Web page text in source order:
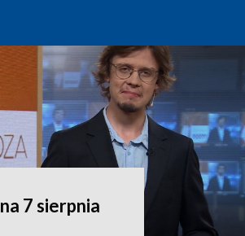
7 sierpnia